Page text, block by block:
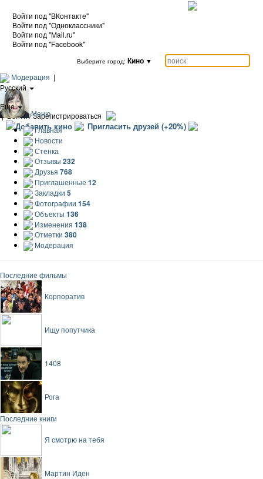
Войти под "ВКонтакте"
Войти под "Одноклассники"
Войти под "Mail.ru"
Войти под "Facebook"
Выберите город: Кино ▼
Модерация |
Русский
|
Еще
|Войти / Зарегистрироваться
Добавить кино Пригласить друзей (+20%)
Меню
Главная
Новости
Стенка
Отзывы 232
Друзья 768
Приглашенные 12
Закладки 5
Фотографии 154
Объекты 136
Изменения 138
Отметки 380
Модерация
Последние фильмы
Корпоратив
Ищу попутчика
1408
Рога
Последние книги
Я смотрю на тебя
Мартин Иден